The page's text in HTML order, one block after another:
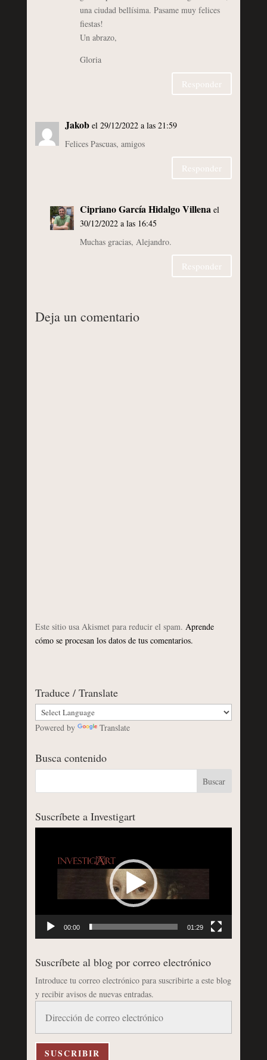
una ciudad bellísima. Pasame muy felices
fiestas!
Un abrazo,
Gloria
Responder
Jakob el 29/12/2022 a las 21:59
Felices Pascuas, amigos
Responder
Cipriano García Hidalgo Villena el
30/12/2022 a las 16:45
Muchas gracias, Alejandro.
Responder
Deja un comentario
Este sitio usa Akismet para reducir el spam. Aprende
cómo se procesan los datos de tus comentarios.
Traduce / Translate
Powered by Translate
Busca contenido
Suscríbete a Investigart
00:00 01:29
Suscríbete al blog por correo electrónico
Introduce tu correo electrónico para suscribirte a este blog
y recibir avisos de nuevas entradas.
correo
electrónico
SUSCRIBIR